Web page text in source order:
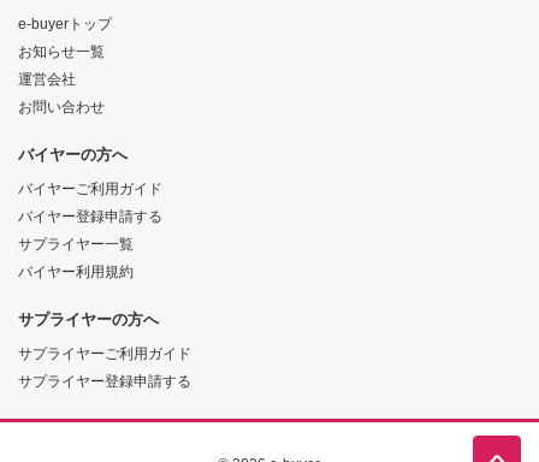
e-buyerトップ
お知らせ一覧
運営会社
お問い合わせ
バイヤーの方へ
バイヤーご利用ガイド
バイヤー登録申請する
サプライヤー一覧
バイヤー利用規約
サプライヤーの方へ
サプライヤーご利用ガイド
サプライヤー登録申請する